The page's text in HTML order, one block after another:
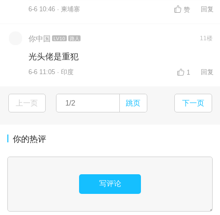
6-6 10:46 · 柬埔寨 赞 回复
你中国 LV10 路人 11楼
光头佬是重犯
6-6 11:05 · 印度 1 回复
上一页 跳页 下一页
你的热评
写评论